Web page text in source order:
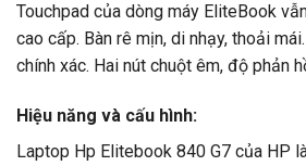
Touchpad của dòng máy EliteBook
cao cấp. Bàn rê mịn, di nhạy, thoải
chính xác. Hai nút chuột êm, độ phản
Hiệu năng và cấu hình:
Laptop Hp Elitebook 840 G7 của HP